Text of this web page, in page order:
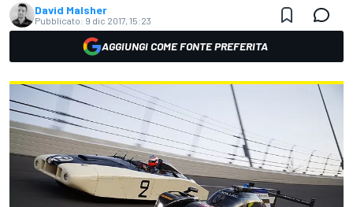
David Malsher
Pubblicato: 9 dic 2017, 15:23
AGGIUNGI COME FONTE PREFERITA